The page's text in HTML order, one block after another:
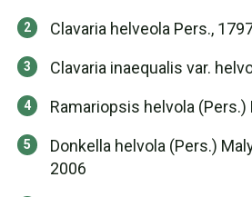
Clavaria helveola Pers.,
Clavaria inaequalis var.
Ramariopsis helvola (Pers.)
Donkella helvola (Pers.)
2006